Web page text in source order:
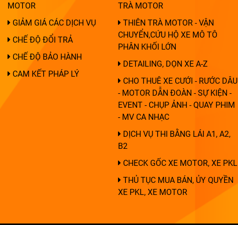
MOTOR
GIẢM GIÁ CÁC DỊCH VỤ
CHẾ ĐỘ ĐỔI TRẢ
CHẾ ĐỘ BẢO HÀNH
CAM KẾT PHÁP LÝ
TRÀ MOTOR
THIÊN TRÀ MOTOR - VẬN
CHUYỂN,CỨU HỘ XE MÔ TÔ
PHÂN KHỐI LỚN
DETAILING, DỌN XE A-Z
CHO THUÊ XE CƯỚI - RƯỚC DÂU
- MOTOR DẪN ĐOÀN - SỰ KIỆN -
EVENT - CHỤP ẢNH - QUAY PHIM
- MV CA NHẠC
DỊCH VỤ THI BẰNG LÁI A1, A2,
B2
CHECK GỐC XE MOTOR, XE PKL
THỦ TỤC MUA BÁN, ỦY QUYỀN
XE PKL, XE MOTOR